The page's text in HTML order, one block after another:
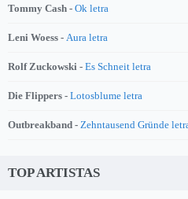
Tommy Cash - Ok letra
Leni Woess - Aura letra
Rolf Zuckowski - Es Schneit letra
Die Flippers - Lotosblume letra
Outbreakband - Zehntausend Gründe
TOP ARTISTAS